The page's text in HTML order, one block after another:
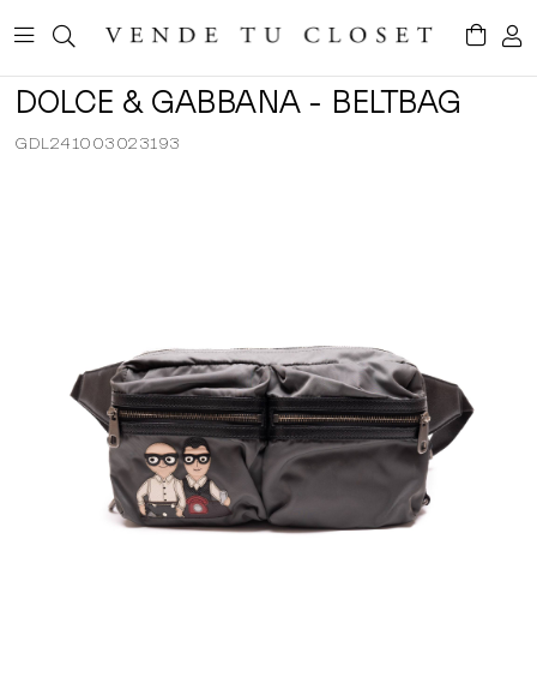
DOLCE & GABBANA - BELTBAG
GDL241003023193